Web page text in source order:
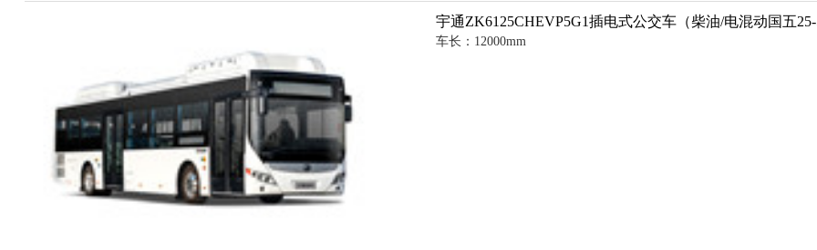
宇通ZK6125CHEVP5G1插电式公交车（柴油/电混动国五
车长：12000mm